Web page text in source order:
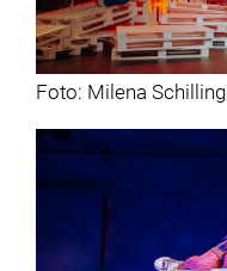
Foto: Milena Schilling